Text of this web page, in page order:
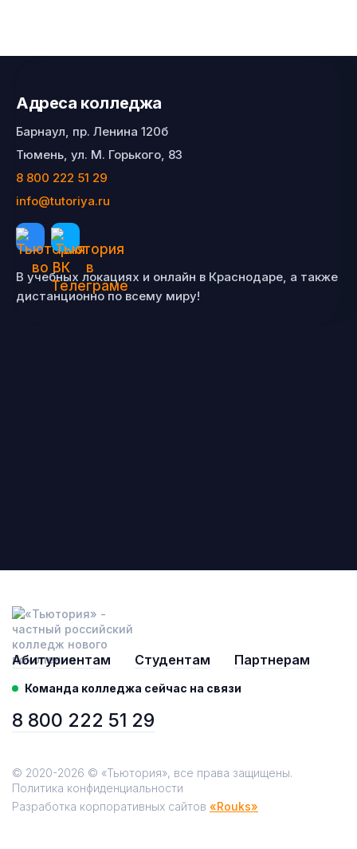
Адреса колледжа
Барнаул, пр. Ленина 120б
Тюмень, ул. М. Горького, 83
8 800 222 51 29
info@tutoriya.ru
В учебных локациях и онлайн в Краснодаре, а также
дистанционно по всему миру!
Абитуриентам Студентам Партнерам
Команда колледжа сейчас на связи
8 800 222 51 29
© 2020-2026 © «Тьютория», все права защищены.
Политика конфиденциальности
Разработка корпоративных сайтов «Rouks»